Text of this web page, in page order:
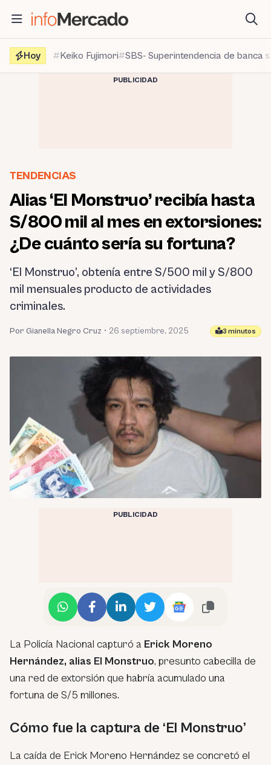
contenido
Hoy
Keiko Fujimori SBS- Superintendencia de banca
PUBLICIDAD
TENDENCIAS
Alias ‘El Monstruo’ recibía hasta
S/800 mil al mes en extorsiones:
¿De cuánto sería su fortuna?
‘El Monstruo’, obtenía entre S/500 mil y S/800
mil mensuales producto de actividades
criminales.
Por Gianella Negro Cruz • 26 septiembre, 2025 3 minutos
PUBLICIDAD
La Policía Nacional capturó a Erick Moreno
Hernández, alias El Monstruo, presunto cabecilla de
una red de extorsión que habría acumulado una
fortuna de S/5 millones.
Cómo fue la captura de ‘El Monstruo’
La caída de Erick Moreno Hernández se concretó el